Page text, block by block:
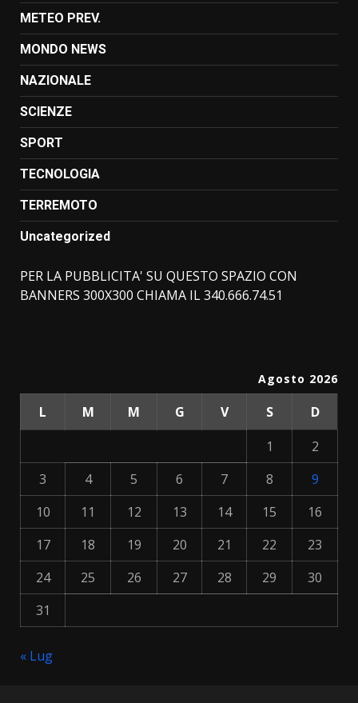
METEO PREV.
MONDO NEWS
NAZIONALE
SCIENZE
SPORT
TECNOLOGIA
TERREMOTO
Uncategorized
PER LA PUBBLICITA' SU QUESTO SPAZIO CON
BANNERS 300X300 CHIAMA IL 340.666.74.51
Agosto 2026
L M M G V S
D
1
2
3
4 5 6 7 8
9
10
11 12 13 14 15
16
17
18 19 20 21 22
23
24
25 26 27 28 29
30
31
« Lug